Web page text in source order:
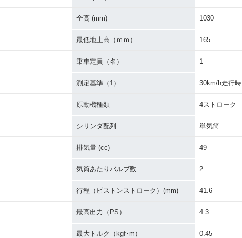
全高 (mm) 1030
最低地上高（ｍｍ） 165
乗車定員（名） 1
測定基準（1） 30km/h走行時
原動機種類 4ストローク
シリンダ配列 単気筒
排気量 (cc) 49
気筒あたりバルブ数 2
行程（ピストンストローク）(mm) 41.6
最高出力（PS） 4.3
最大トルク（kgf･m） 0.45